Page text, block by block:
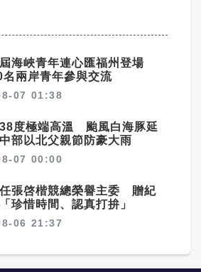
海峽青年連心匯福州登場
兩岸青年參與交流
07 01:38
度極端高溫 颱風白海豚延
部以北父親節防豪大雨
07 00:00
張啓楷競總榮譽主委 贈紀
珍惜時間、認真打拚」
06 21:37